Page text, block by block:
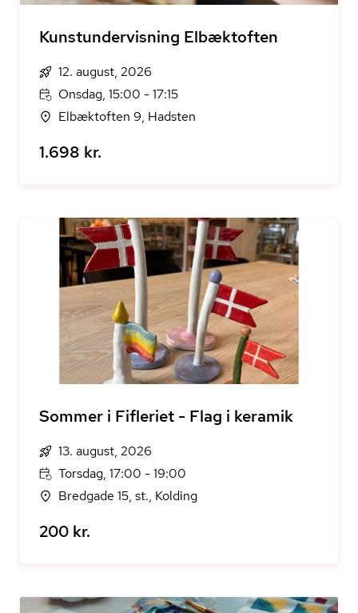
Kunstundervisning Elbæktoften
12. august, 2026
Onsdag, 15:00 - 17:15
Elbæktoften 9, Hadsten
1.698 kr.
Sommer i Fifleriet - Flag i keramik
13. august, 2026
Torsdag, 17:00 - 19:00
Bredgade 15, st., Kolding
200 kr.